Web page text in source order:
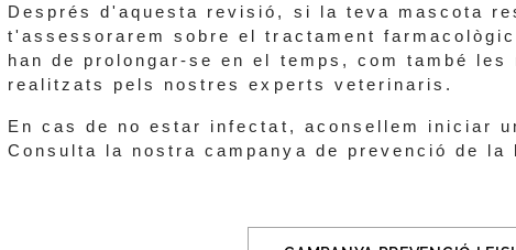
Després d'aquesta revisió, si la teva mascota
t'assessorarem sobre el tractament
han de prolongar-se en el temps, com també
realitzats pels nostres experts veterinaris.
En cas de no estar infectat, aconsellem iniciar
Consulta la nostra campanya de prevenció de la